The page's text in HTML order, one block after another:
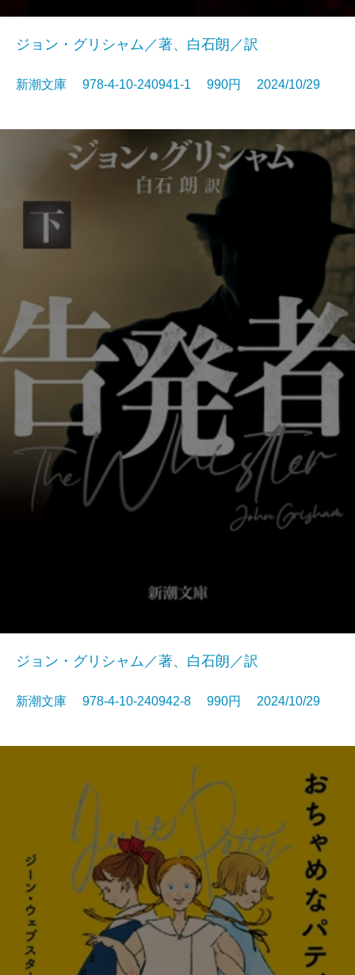
ジョン・グリシャム／著、白石朗／訳
新潮文庫 978-4-10-240941-1 990円 2024/10/29
ジョン・グリシャム／著、白石朗／訳
新潮文庫 978-4-10-240942-8 990円 2024/10/29